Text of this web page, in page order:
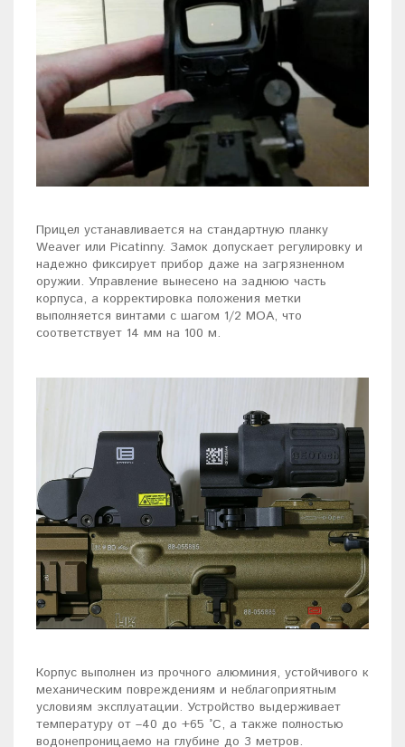
Прицел устанавливается на стандартную планку
Weaver или Picatinny. Замок допускает регулировку и
надежно фиксирует прибор даже на загрязненном
оружии. Управление вынесено на заднюю часть
корпуса, а корректировка положения метки
выполняется винтами с шагом 1/2 МОА, что
соответствует 14 мм на 100 м.
Корпус выполнен из прочного алюминия, устойчивого к
механическим повреждениям и неблагоприятным
условиям эксплуатации. Устройство выдерживает
температуру от –40 до +65 °C, а также полностью
водонепроницаемо на глубине до 3 метров.